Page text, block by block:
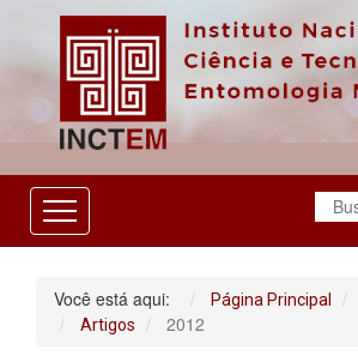
O
Você está aqui: Página Principal
Artigos 2012